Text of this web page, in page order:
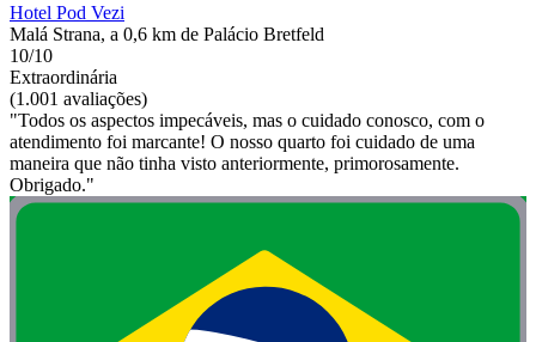
Hotel Pod Vezi
Malá Strana, a 0,6 km de Palácio Bretfeld
10/10
Extraordinária
(1.001 avaliações)
"Todos os aspectos impecáveis, mas o cuidado conosco, com o
atendimento foi marcante! O nosso quarto foi cuidado de uma
maneira que não tinha visto anteriormente, primorosamente.
Obrigado."